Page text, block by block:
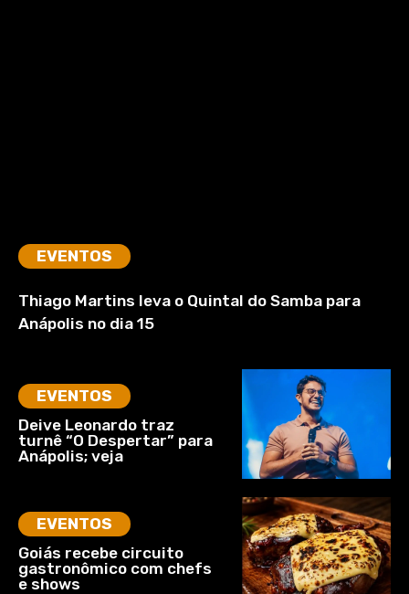
EVENTOS
Thiago Martins leva o Quintal do Samba para
Anápolis no dia 15
EVENTOS
Deive Leonardo traz
turnê “O Despertar” para
Anápolis; veja
EVENTOS
Goiás recebe circuito
gastronômico com chefs
e shows